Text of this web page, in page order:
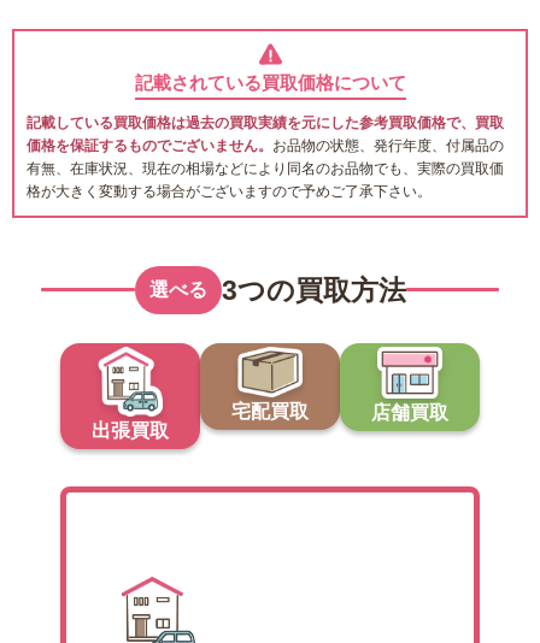
記載されている買取価格について
記載している買取価格は過去の買取実績を元にした参考買取価格で、買取
価格を保証するものでございません。 お品物の状態、発行年度、付属品の
有無、在庫状況、現在の相場などにより同名のお品物でも、実際の買取価
格が大きく変動する場合がございますので予めご了承下さい。
選べる 3つの買取方法
出張買取
宅配買取 店舗買取